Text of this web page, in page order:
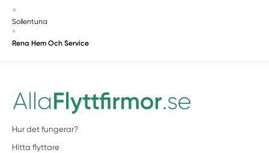
»
Sollentuna
»
Rena Hem Och Service
Hur det fungerar?
Hitta flyttare